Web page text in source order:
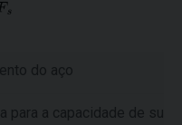
do aço
para a capacidade de